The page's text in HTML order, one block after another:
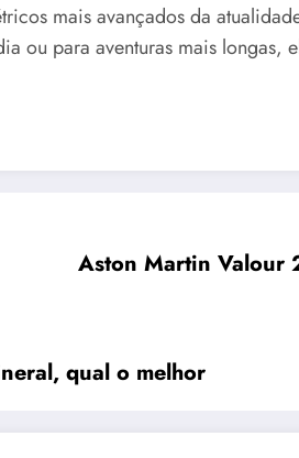
mais avançados da
ou para aventuras mais longas,
Aston Martin Valour
qual o melhor